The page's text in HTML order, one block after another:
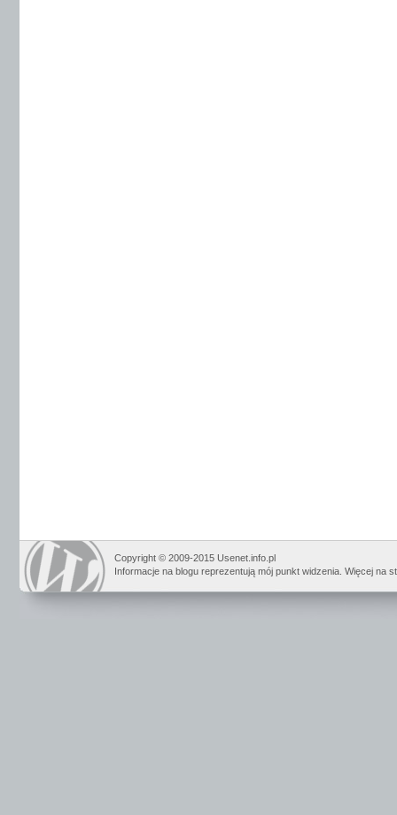
Copyright © 2009-2015 Usenet.info.pl
Informacje na blogu reprezentują mój punkt widzenia. Więcej na